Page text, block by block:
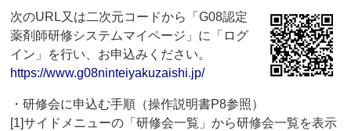
次のURL又は二次元コードから「G08認定
薬剤師研修システムマイページ」に「ログ
イン」を行い、お申込みください。
https://www.g08ninteiyakuzaishi.jp/
・研修会に申込む手順（操作説明書P8参照）
[1]サイドメニューの「研修会一覧」から研修会一覧を表示